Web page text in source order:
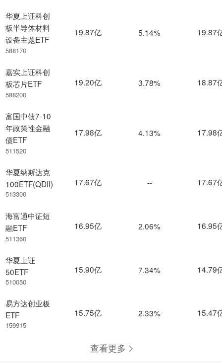
华夏上证科创
板半导体材料
设备主题ETF
588170
嘉实上证科创
板芯片ETF
588200
富国中债7-10
年政策性金融
债ETF
511520
华夏纳斯达克
100ETF(QDII)
513300
海富通中证短
融ETF
511360
华夏上证
50ETF
510050
易方达创业板
ETF
159915
19.87亿 5.14% 19.87
19.20亿 3.78% 18.87
17.98亿 4.13% 17.98
17.67亿 -- 17.67
16.95亿 2.06% 16.95
15.90亿 7.34% 14.79
15.75亿 2.33% 15.47
查看更多